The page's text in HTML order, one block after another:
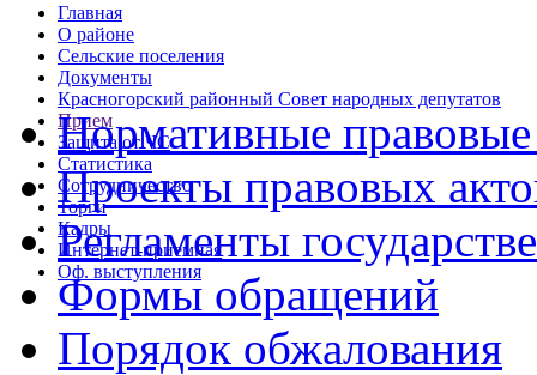
Главная
О районе
Сельские поселения
Документы
Красногорский районный Совет народных депутатов
Прием
Защита от ЧС
Статистика
Сотрудничество
Торги
Кадры
Интернет-приемная
Оф. выступления
Нормативные
Проекты правовых
Регламенты
Формы обращений
Порядок обжалования